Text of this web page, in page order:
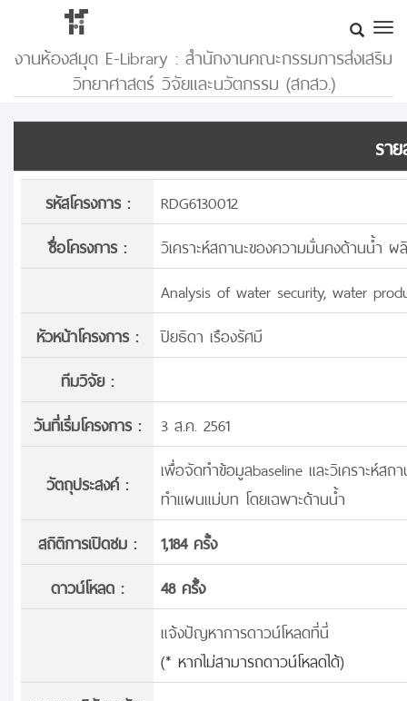
งานห้องสมุด E-Library : สำนักงานคณะกรรมการส่งเสริม
วิทยาศาสตร์ วิจัยและนวัตกรรม (สกสว.)
รา
รหัสโครงการ :
RDG6130012
ชื่อโครงการ :
วิเคราะห์สถานะของความมั่นคงด้านน้ำ
Analysis of water security, water
หัวหน้าโครงการ :
ปิยธิดา เรืองรัศมี
ทีมวิจัย :
วันที่เริ่มโครงการ :
3 ส.ค. 2561
วัตถุประสงค์ :
เพื่อจัดทำข้อมูลbaseline และวิเคราะห์
ทำแผนแม่บท โดยเฉพาะด้านน้ำ
สถิติการเปิดชม :
1,184 ครั้ง
ดาวน์โหลด :
48 ครั้้ง
แจ้งปัญหาการดาวน์โหลดที่นี่
(* หากไม่สามารถดาวน์โหลดได้)